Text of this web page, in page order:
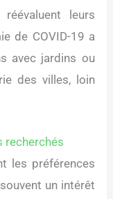
leurs
de COVID-19 a
avec jardins ou
des villes, loin
recherchés
les préférences
un intérêt